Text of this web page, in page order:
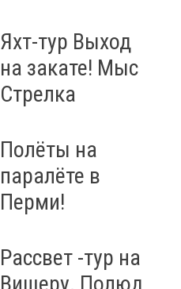
Яхт-тур Выход
на закате! Мыс
Стрелка
Полёты на
паралёте в
Перми!
Рассвет -тур на